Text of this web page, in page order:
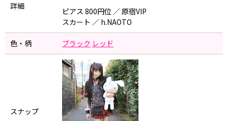
詳細
ピアス 800円位 ／ 原宿VIP
スカート ／ h.NAOTO
色・柄 ブラック レッド
スナップ